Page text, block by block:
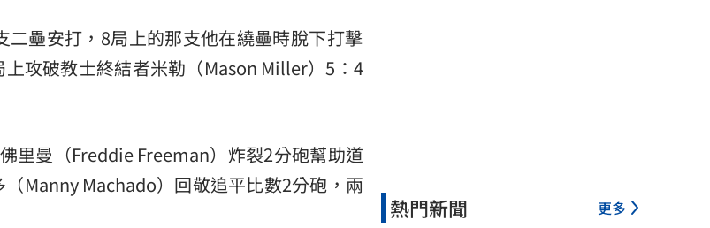
二壘安打，8局上的那支他在繞壘時脫下打擊
攻破教士終結者米勒（Mason Miller）5：4
里曼（Freddie Freeman）炸裂2分砲幫助道
Manny Machado）回敬追平比數2分砲，兩
熱門新聞 更多